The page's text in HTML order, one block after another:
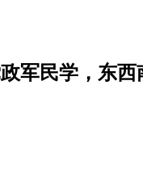
军民学，东